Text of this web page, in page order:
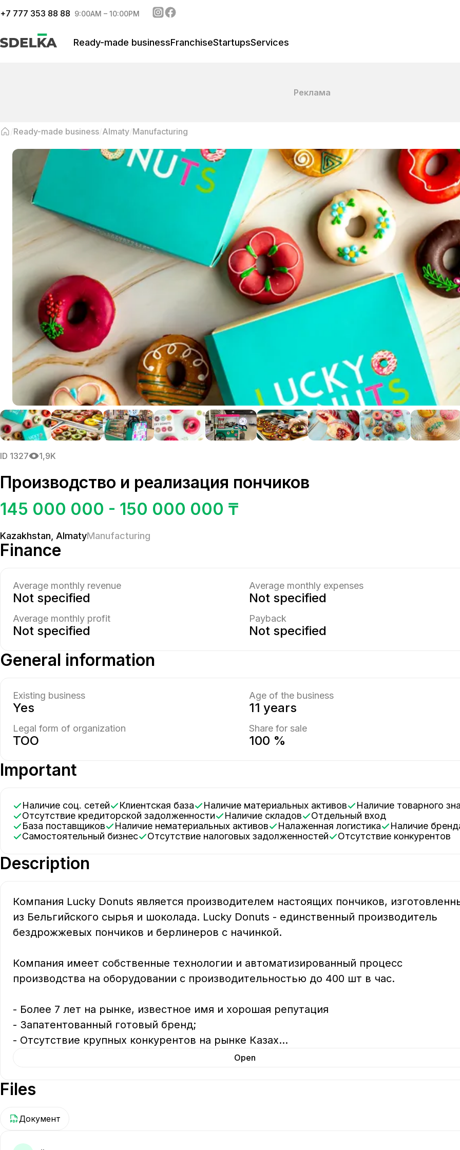
+7 777 353 88 88 9:00AM – 10:00PM
Ready-made businessFranchiseStartupsServices
Реклама
Ready-made business Almaty Manufacturing
ID 1327 1,9K
Производство и реализация пончиков
145 000 000 - 150 000 000 ₸
Kazakhstan AlmatyManufacturing
Finance
Average monthly revenue
Not specified
Average monthly expenses
Not specified
Average monthly profit
Not specified
Payback
Not specified
General information
Existing business
Yes
Age of the business
11 years
Legal form of organization
ТОО
Share for sale
100 %
Important
Наличие соц. сетей Клиентская база Наличие материальных активов
Наличие товарного
Отсутствие кредиторской задолженности
Наличие складов
Отдельный вход
База поставщиков
Наличие нематериальных активов Налаженная логистика
Наличие
Самостоятельный бизнес
Отсутствие налоговых задолженностей Отсутствие конкурентов
Description
Компания Lucky Donuts является производителем настоящих пончиков,
из Бельгийского сырья и шоколада. Lucky Donuts - единственный производитель
бездрожжевых пончиков и берлинеров с начинкой.
Компания имеет собственные технологии и автоматизированный процесс
производства на оборудовании с производительностью до 400 шт в час.
- Более 7 лет на рынке, известное имя и хорошая репутация
- Запатентованный готовый бренд;
- Отсутствие крупных конкурентов на рынке Казах...
Open
Files
Документ